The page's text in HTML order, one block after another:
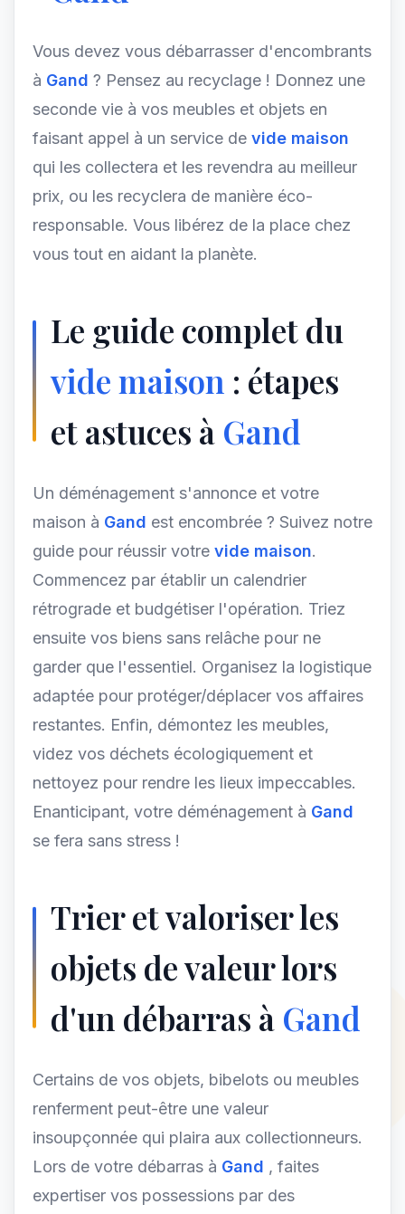
Vous devez vous débarrasser d'encombrants
à Gand ? Pensez au recyclage ! Donnez une
seconde vie à vos meubles et objets en
faisant appel à un service de vide maison
qui les collectera et les revendra au meilleur
prix, ou les recyclera de manière éco-
responsable. Vous libérez de la place chez
vous tout en aidant la planète.
Le guide complet du
vide maison : étapes
et astuces à Gand
Un déménagement s'annonce et votre
maison à Gand est encombrée ? Suivez notre
guide pour réussir votre vide maison.
Commencez par établir un calendrier
rétrograde et budgétiser l'opération. Triez
ensuite vos biens sans relâche pour ne
garder que l'essentiel. Organisez la logistique
adaptée pour protéger/déplacer vos affaires
restantes. Enfin, démontez les meubles,
videz vos déchets écologiquement et
nettoyez pour rendre les lieux impeccables.
Enanticipant, votre déménagement à Gand
se fera sans stress !
Trier et valoriser les
objets de valeur lors
d'un débarras à Gand
Certains de vos objets, bibelots ou meubles
renferment peut-être une valeur
insoupçonnée qui plaira aux collectionneurs.
Lors de votre débarras à Gand , faites
expertiser vos possessions par des